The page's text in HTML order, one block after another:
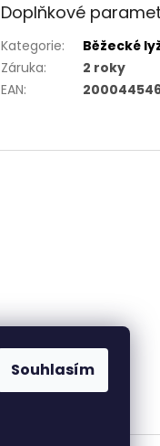
Souhlasím
Doplňkové
Kategorie:
Běžecké
Záruka:
2 roky
EAN: